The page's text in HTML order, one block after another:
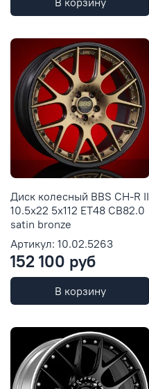
Диск колесный BBS CH-R II
10.5x22 5x112 ET48 CB82.0
satin bronze
Артикул: 10.02.5263
152 100 руб
В корзину